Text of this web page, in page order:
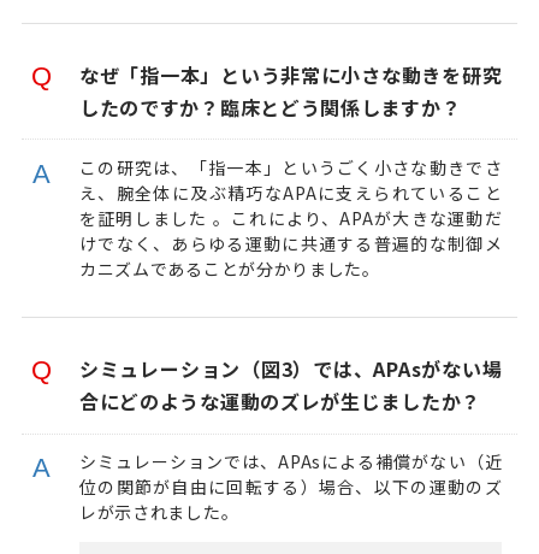
なぜ「指一本」という非常に小さな動きを研究
したのですか？臨床とどう関係しますか？
この研究は、「指一本」というごく小さな動きでさ
え、腕全体に及ぶ精巧なAPAに支えられていること
を証明しました 。これにより、APAが大きな運動だ
けでなく、あらゆる運動に共通する普遍的な制御メ
カニズムであることが分かりました。
シミュレーション（図3）では、APAsがない場
合にどのような運動のズレが生じましたか？
シミュレーションでは、APAsによる補償がない（近
位の関節が自由に回転する）場合、以下の運動のズ
レが示されました。